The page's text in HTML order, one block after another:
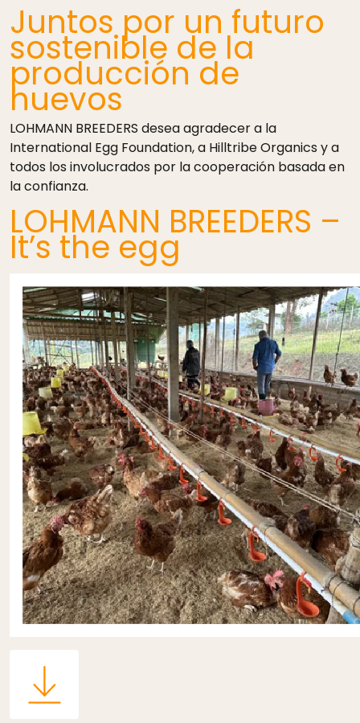
Juntos por un futuro
sostenible de la
producción de
huevos
LOHMANN BREEDERS desea agradecer a la
International Egg Foundation, a Hilltribe Organics y a
todos los involucrados por la cooperación basada en
la confianza.
LOHMANN BREEDERS –
It’s the egg